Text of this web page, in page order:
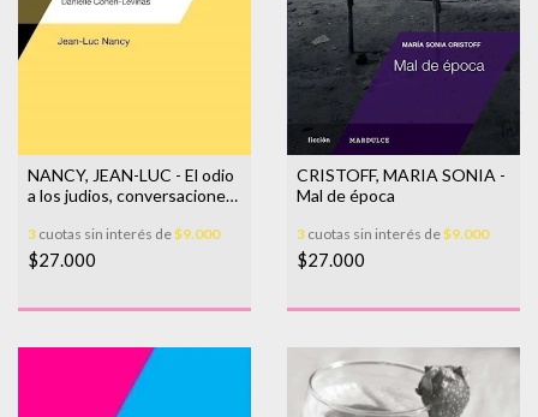
NANCY, JEAN-LUC - El odio
a los judios, conversaciones
3 cuotas sin interés de$9.000
$27.000
CRISTOFF, MARIA SONIA -
Mal de época
3 cuotas sin interés de$9.000
$27.000